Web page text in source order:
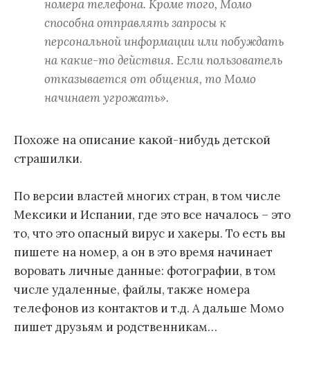
номера телефона. Кроме того, Момо
способна отправлять запросы к
персональной информации или побуждать
на какие-то действия. Если пользователь
отказывается от общения, то Момо
начинает угрожать».
Похоже на описание какой-нибудь детской
страшилки.
По версии властей многих стран, в том числе
Мексики и Испании, где это все началось – это
то, что это опасный вирус и хакеры. То есть вы
пишете на номер, а он в это время начинает
воровать личные данные: фотографии, в том
числе удаленные, файлы, также номера
телефонов из контактов и т.д. А дальше Момо
пишет друзьям и родственникам…